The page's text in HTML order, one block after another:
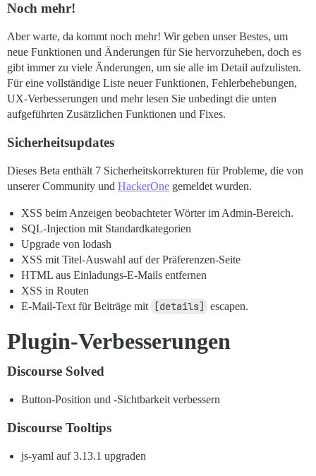
Noch mehr!
Aber warte, da kommt noch mehr! Wir geben unser Bestes, um
neue Funktionen und Änderungen für Sie hervorzuheben, doch es
gibt immer zu viele Änderungen, um sie alle im Detail aufzulisten.
Für eine vollständige Liste neuer Funktionen, Fehlerbehebungen,
UX-Verbesserungen und mehr lesen Sie unbedingt die unten
aufgeführten Zusätzlichen Funktionen und Fixes.
Sicherheitsupdates
Dieses Beta enthält 7 Sicherheitskorrekturen für Probleme, die von
unserer Community und HackerOne gemeldet wurden.
XSS beim Anzeigen beobachteter Wörter im Admin-Bereich.
SQL-Injection mit Standardkategorien
Upgrade von lodash
XSS mit Titel-Auswahl auf der Präferenzen-Seite
HTML aus Einladungs-E-Mails entfernen
XSS in Routen
E-Mail-Text für Beiträge mit
[details] escapen.
Plugin-Verbesserungen
Discourse Solved
Button-Position und -Sichtbarkeit verbessern
Discourse Tooltips
js-yaml auf 3.13.1 upgraden